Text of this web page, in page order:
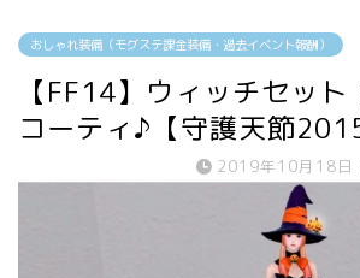
おしゃれ装備（モグステ課金装備・過去イベント報酬）
【FF14】ウィッチセッ
コーティ♪【守護天節2015
2019年10月18日